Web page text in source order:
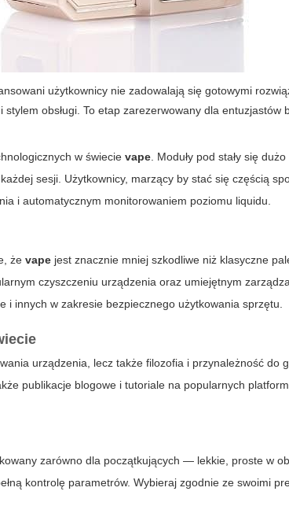
użytkownicy nie zadowalają się gotowymi
obsługi. To etap zarezerwowany dla entuzjastów
w świecievape . Moduły pod stały się
sesji. Użytkownicy, marzący by stać się częścią
i automatycznym monitorowaniem poziomu liquidu.
żevape jest znacznie mniej szkodliwe niż klasyczne
czyszczeniu urządzenia oraz umiejętnym
i innych w zakresie bezpiecznego użytkowania sprzętu.
urządzenia, lecz także filozofia i przynależność do
publikacje blogowe i tutoriale na popularnych
zarówno dla początkujących — lekkie, proste w
kontrolę parametrów. Wybieraj zgodnie ze swoimi